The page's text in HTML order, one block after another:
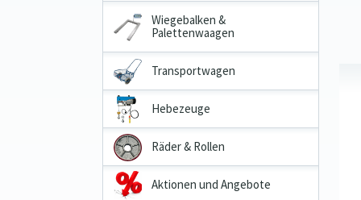
Wiegebalken &
Palettenwaagen
Transportwagen
Hebezeuge
Räder & Rollen
Aktionen und Angebote